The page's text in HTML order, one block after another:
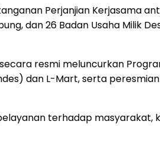
Perjanjian Kerjasama
dan 26 Badan Usaha Milik
resmi meluncurkan
dan L-Mart, serta
terhadap masyarakat,